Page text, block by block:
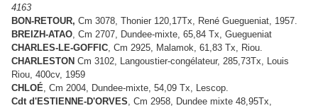
4163
BON-RETOUR, Cm 3078, Thonier 120,17Tx, René Guegueniat, 1957.
BREIZH-ATAO, Cm 2707, Dundee-mixte, 65,84 Tx, Guegueniat
CHARLES-LE-GOFFIC, Cm 2925, Malamok, 61,83 Tx, Riou.
CHARLESTON Cm 3102, Langoustier-congélateur, 285,73Tx, Louis
Riou, 400cv, 1959
CHLOÉ, Cm 2004, Dundee-mixte, 54,09 Tx, Lescop.
Cdt d'ESTIENNE-D'ORVES, Cm 2958, Dundee mixte 48,95Tx,